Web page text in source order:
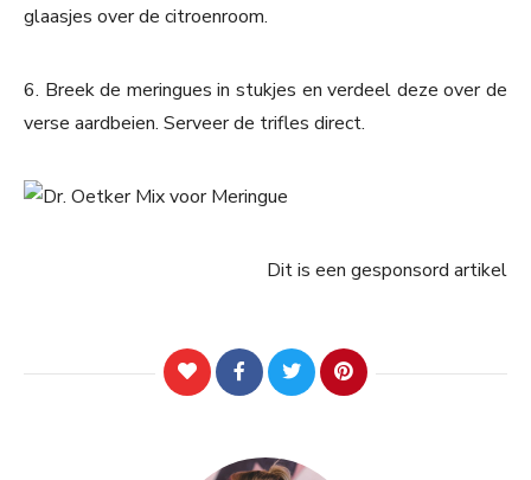
glaasjes over de citroenroom.
6. Breek de meringues in stukjes en verdeel deze over de
verse aardbeien. Serveer de trifles direct.
Dit is een gesponsord artikel